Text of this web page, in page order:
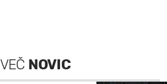
VEČ NOVIC